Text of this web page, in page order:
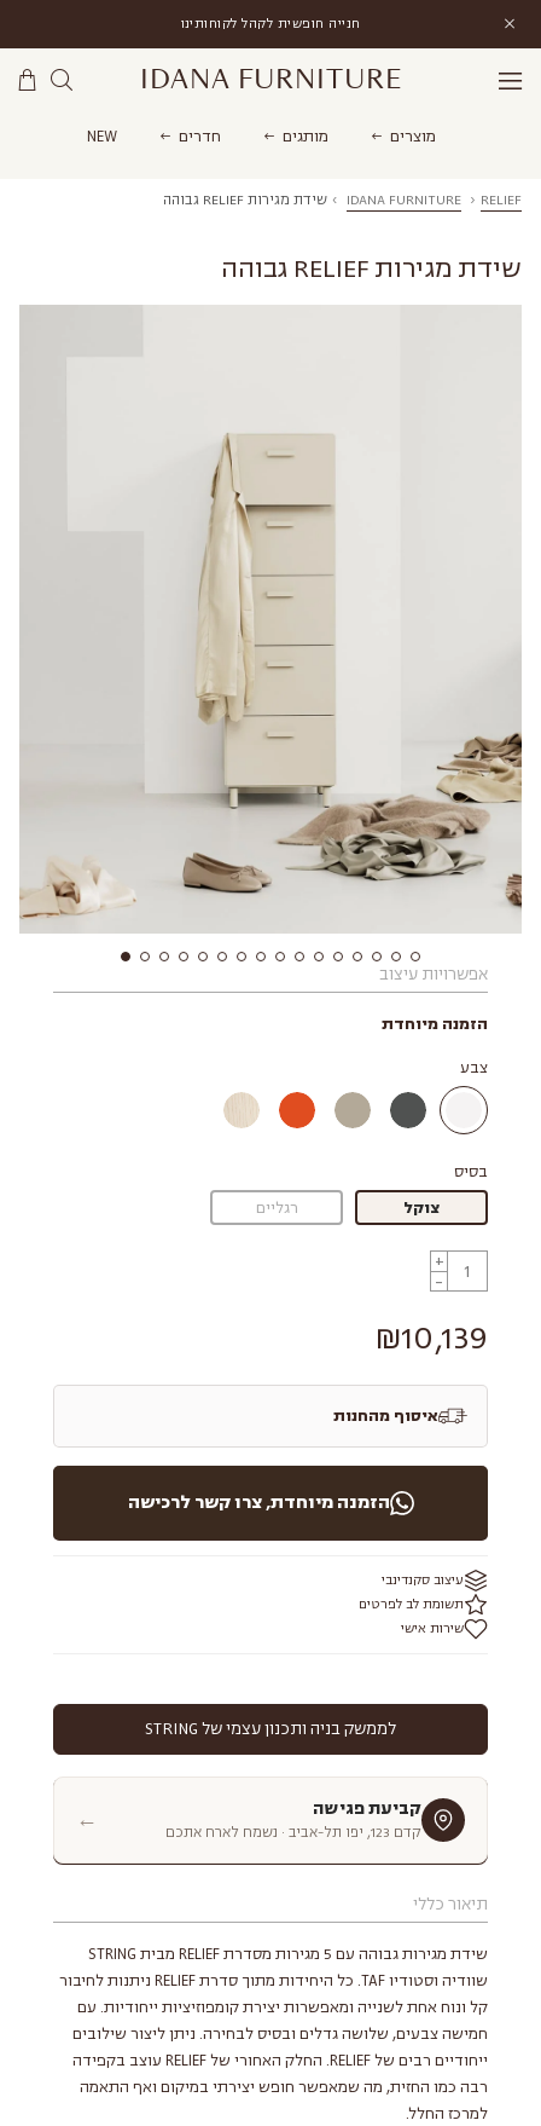
חנייה חופשית לקהל לקוחותינו
IDANA FURNITURE
מוצרים מותגים חדרים NEW
IDANA FURNITURE › RELIEF
› שידת מגירות RELIEF גבוהה
שידת מגירות RELIEF גבוהה
אפשרויות עיצוב
הזמנה מיוחדת
צבע
בסיס
צוקל
רגליים
+
-
₪10,139
איסוף מהחנות
הזמנה מיוחדת, צרו קשר לרכישה
עיצוב סקנדינבי
תשומת לב לפרטים
שירות אישי
לממשק בניה ותכנון עצמי של STRING
תיאור כללי
שידת מגירות גבוהה עם 5 מגירות מסדרת RELIEF מבית STRING
שוודיה וסטודיו TAF. כל היחידות מתוך סדרת RELIEF ניתנות לחיבור
קל ונוח אחת לשנייה ומאפשרות יצירת קומפוזיציות ייחודיות. עם
חמישה צבעים, שלושה גדלים ובסיס לבחירה. ניתן ליצור שילובים
ייחודיים רבים של RELIEF. החלק האחורי של RELIEF עוצב בקפידה
רבה כמו החזית, מה שמאפשר חופש יצירתי במיקום ואף התאמה
למרכז החלל.
קביעת פגישה
קדם 123, יפו תל-אביב · נשמח לארח אתכם ←